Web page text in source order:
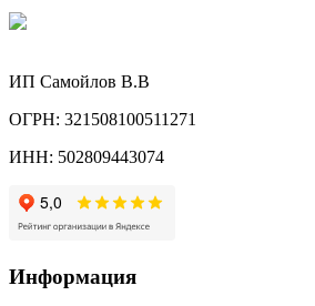
ИП Самойлов В.В
ОГРН: 321508100511271
ИНН: 502809443074
Информация